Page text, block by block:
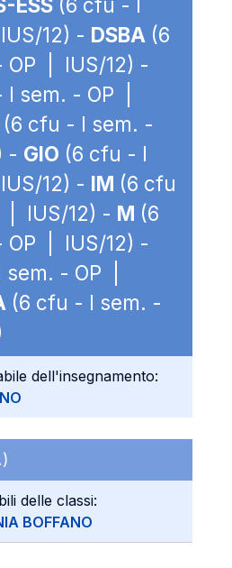
ESS (6 cfu - I
12) - DSBA (6
OP | IUS/12) -
I sem. - OP |
(6 cfu - I sem. -
- GIO (6 cfu - I
12) - IM (6 cfu
| IUS/12) - M (6
OP | IUS/12) -
- OP |
(6 cfu - I sem. -
dell'insegnamento:
delle classi:
BOFFANO